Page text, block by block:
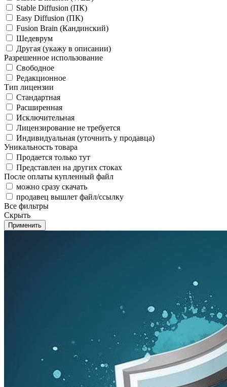
Stable Diffusion (ПК)
Easy Diffusion (ПК)
Fusion Brain (Кандинский)
Шедеврум
Другая (укажу в описании)
Разрешенное использование
Свободное
Редакционное
Тип лицензии
Стандартная
Расширенная
Исключительная
Лицензирование не требуется
Индивидуальная (уточнить у продавца)
Уникальность товара
Продается только тут
Представлен на других стоках
После оплаты купленный файл
можно сразу скачать
продавец вышлет файл/ссылку
Все фильтры
Скрыть
Применить